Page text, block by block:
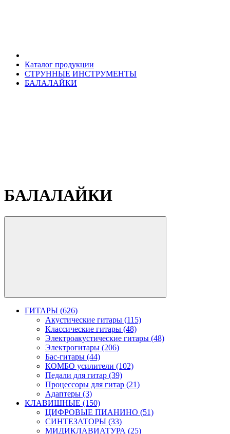
Каталог продукции
СТРУННЫЕ ИНСТРУМЕНТЫ
БАЛАЛАЙКИ
БАЛАЛАЙКИ
ГИТАРЫ (626)
Акустические гитары (115)
Классические гитары (48)
Электроакустические гитары (48)
Электрогитары (206)
Бас-гитары (44)
КОМБО усилители (102)
Педали для гитар (39)
Процессоры для гитар (21)
Адаптеры (3)
КЛАВИШНЫЕ (150)
ЦИФРОВЫЕ ПИАНИНО (51)
СИНТЕЗАТОРЫ (33)
МИДИКЛАВИАТУРА (25)